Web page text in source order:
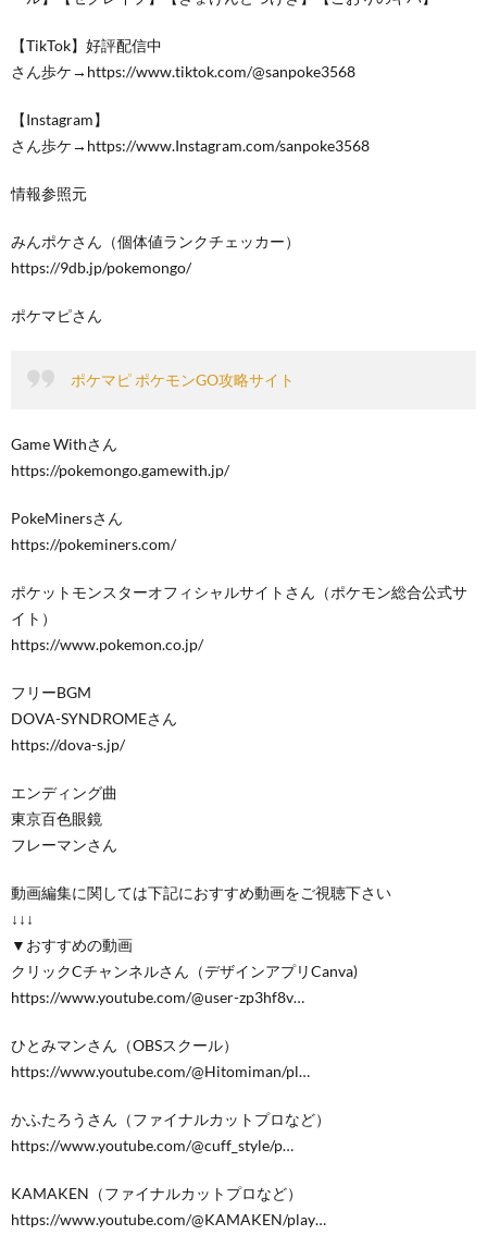
【TikTok】好評配信中
さん歩ケ→https://www.tiktok.com/@sanpoke3568
【Instagram】
さん歩ケ→https://www.Instagram.com/sanpoke3568
情報参照元
みんポケさん（個体値ランクチェッカー）
https://9db.jp/pokemongo/
ポケマピさん
ポケマピ ポケモンGO攻略サイト
Game Withさん
https://pokemongo.gamewith.jp/
PokeMinersさん
https://pokeminers.com/
ポケットモンスターオフィシャルサイトさん（ポケモン総合公式サ
イト）
https://www.pokemon.co.jp/
フリーBGM
DOVA-SYNDROMEさん
https://dova-s.jp/
エンディング曲
東京百色眼鏡
フレーマンさん
動画編集に関しては下記におすすめ動画をご視聴下さい
↓↓↓
▼おすすめの動画
クリックCチャンネルさん（デザインアプリCanva)
https://www.youtube.com/@user-zp3hf8v…
ひとみマンさん（OBSスクール）
https://www.youtube.com/@Hitomiman/pl…
かふたろうさん（ファイナルカットプロなど）
https://www.youtube.com/@cuff_style/p…
KAMAKEN（ファイナルカットプロなど）
https://www.youtube.com/@KAMAKEN/play…